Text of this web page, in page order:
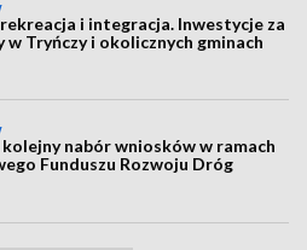
i integracja. Inwestycje za
w Tryńczy i okolicznych gminach
kolejny nabór wniosków w ramach
Funduszu Rozwoju Dróg